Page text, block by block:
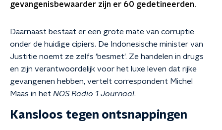
gevangenisbewaarder zijn er 60 gedetineerden.
Daarnaast bestaat er een grote mate van corruptie
onder de huidige cipiers. De Indonesische minister van
Justitie noemt ze zelfs 'besmet'. Ze handelen in drugs
en zijn verantwoordelijk voor het luxe leven dat rijke
gevangenen hebben, vertelt correspondent Michel
Maas in het NOS Radio 1 Journaal.
Kansloos tegen ontsnappingen